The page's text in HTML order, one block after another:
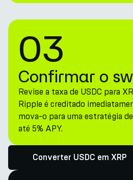
03
Confirmar o
Revise a taxa de USDC para
Ripple é creditado
mova-o para uma estratégia
até 5% APY.
Converter USDC em XRP